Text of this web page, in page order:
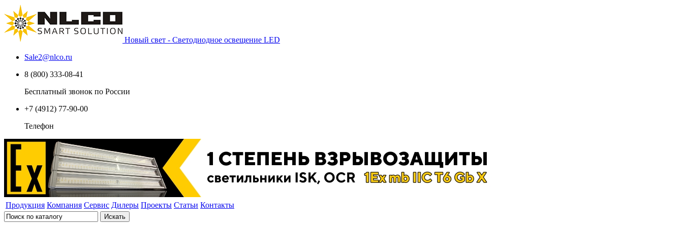
Новый свет - Светодиодное освещение LED
Sale2@nlco.ru
8 (800) 333-08-41
Бесплатный звонок по России
+7 (4912) 77-90-00
Телефон
Продукция Компания Сервис Дилеры Проекты Статьи Контакты